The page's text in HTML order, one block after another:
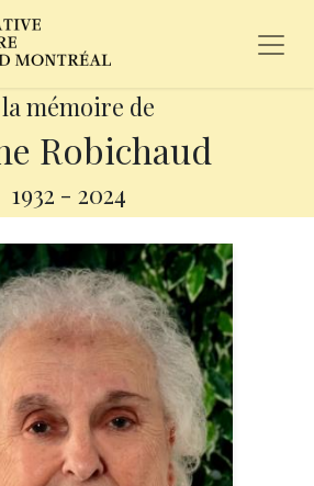
mémoire de
Robichaud
1932 - 2024